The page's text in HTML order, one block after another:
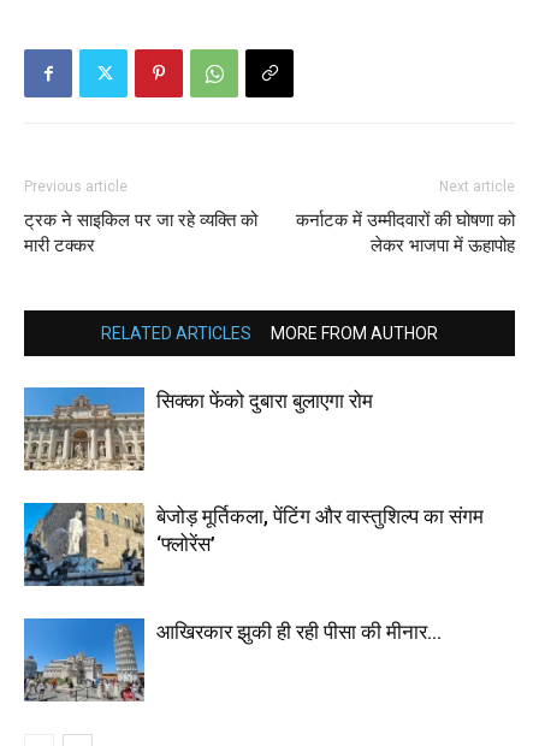
Previous article
ट्रक ने साइकिल पर जा रहे व्यक्ति को
मारी टक्कर
Next article
कर्नाटक में उम्मीदवारों की घोषणा को
लेकर भाजपा में ऊहापोह
RELATED ARTICLES MORE FROM AUTHOR
सिक्का फेंको दुबारा बुलाएगा रोम
बेजोड़ मूर्तिकला, पेंटिंग और वास्तुशिल्प का संगम
‘फ्लोरेंस’
आखिरकार झुकी ही रही पीसा की मीनार…